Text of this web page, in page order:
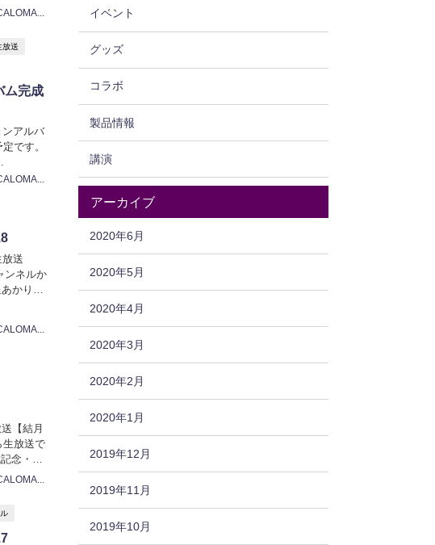
放送
ム完成
ンアルバ
です。
送
ンネルか
かり誕
【結月
生放送で
念・公
送
イベント
グッズ
コラボ
製品情報
講演
アーカイブ
2020年6月
2020年5月
2020年4月
2020年3月
2020年2月
2020年1月
2019年12月
2019年11月
2019年10月